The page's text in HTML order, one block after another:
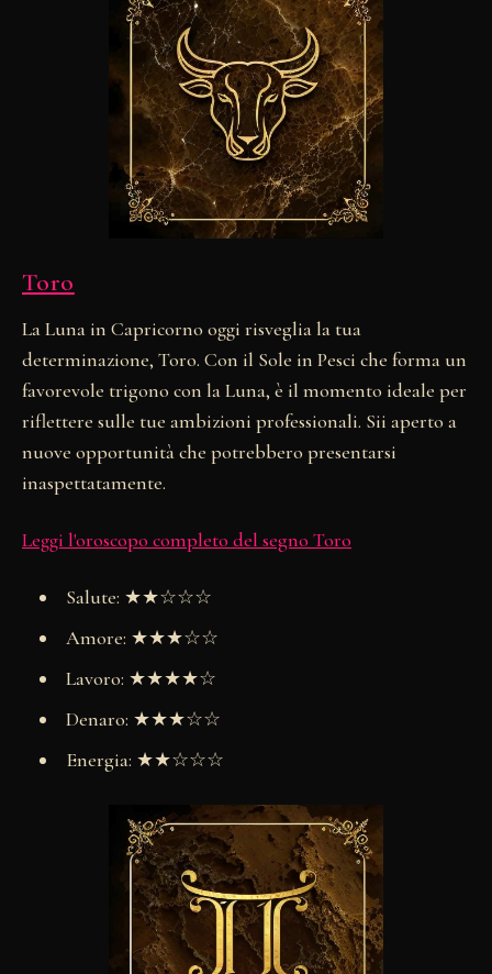
Toro
La Luna in Capricorno oggi risveglia la tua
determinazione, Toro. Con il Sole in Pesci che forma un
favorevole trigono con la Luna, è il momento ideale per
riflettere sulle tue ambizioni professionali. Sii aperto a
nuove opportunità che potrebbero presentarsi
inaspettatamente.
Leggi l'oroscopo completo del segno Toro
Salute: ★★☆☆☆
Amore: ★★★☆☆
Lavoro: ★★★★☆
Denaro: ★★★☆☆
Energia: ★★☆☆☆